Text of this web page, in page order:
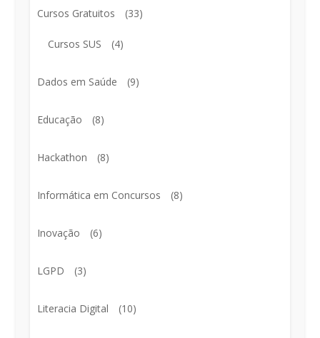
Cursos Gratuitos (33)
Cursos SUS (4)
Dados em Saúde (9)
Educação (8)
Hackathon (8)
Informática em Concursos (8)
Inovação (6)
LGPD (3)
Literacia Digital (10)